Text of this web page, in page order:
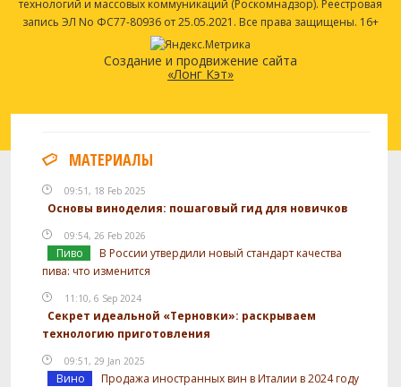
технологий и массовых коммуникаций (Роскомнадзор). Реестровая
запись ЭЛ No ФС77-80936 от 25.05.2021. Все права защищены. 16+
Создание и продвижение сайта
«Лонг Кэт»
МАТЕРИАЛЫ
09:51, 18 Feb 2025
Основы виноделия: пошаговый гид для новичков
09:54, 26 Feb 2026
Пиво
В России утвердили новый стандарт качества
пива: что изменится
11:10, 6 Sep 2024
Секрет идеальной «Терновки»: раскрываем
технологию приготовления
09:51, 29 Jan 2025
Вино
Продажа иностранных вин в Италии в 2024 году